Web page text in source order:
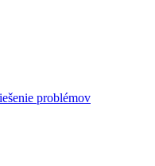
problémov